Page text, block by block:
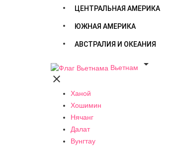
ЦЕНТРАЛЬНАЯ АМЕРИКА
ЮЖНАЯ АМЕРИКА
АВСТРАЛИЯ И ОКЕАНИЯ
Вьетнам


Ханой
Хошимин
Нячанг
Далат
Вунгтау